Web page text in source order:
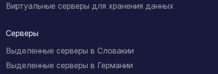
Виртуальные серверы для хранения данных
Серверы
Выделенные серверы в Словакии
Выделенные серверы в Германии